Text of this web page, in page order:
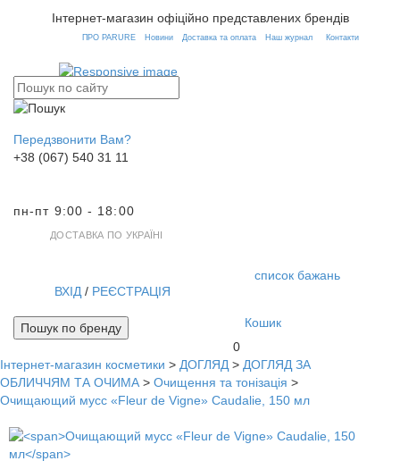
Інтернет-магазин офіційно представлених брендів
ПРО PARURE Новини Доставка та оплата Наш журнал Контакти
Передзвонити Вам?
+38 (067) 540 31 11
пн-пт 9:00 - 18:00
ДОСТАВКА ПО УКРАЇНІ
список бажань
ВХІД / РЕЄСТРАЦІЯ
Кошик
0
Пошук по бренду
Інтернет-магазин косметики > ДОГЛЯД > ДОГЛЯД ЗА
ОБЛИЧЧЯМ ТА ОЧИМА > Очищення та тонізація >
Очищающий мусс «Fleur de Vigne» Caudalie, 150 мл